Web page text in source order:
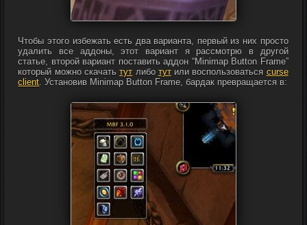
Чтобы этого избежать есть два варианта, первый из них просто
удалить все аддоны, этот вариант я рассмотрю в другой
статье, второй вариант поставить аддон “Minimap Button Frame”
который можно скачатьтут либо тутили воспользоваться curse
client. Установив Minimap Button Frame, бардак превращается в: